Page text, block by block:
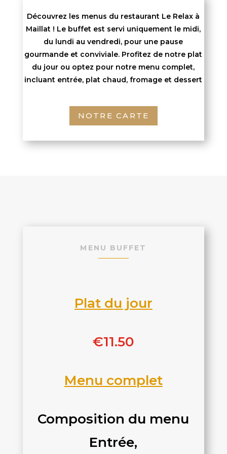
Découvrez les menus du restaurant Le Relax à
Maillat ! Le buffet est servi uniquement le midi,
du lundi au vendredi, pour une pause
gourmande et conviviale. Profitez de notre plat
du jour ou optez pour notre menu complet,
incluant entrée, plat chaud, fromage et dessert
NOTRE CARTE
MENU BUFFET
Plat du jour
€11.50
Menu complet
Composition du menu
Entrée,